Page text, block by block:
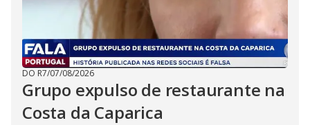
DO R7/07/08/2026
Grupo expulso de restaurante na
Costa da Caparica